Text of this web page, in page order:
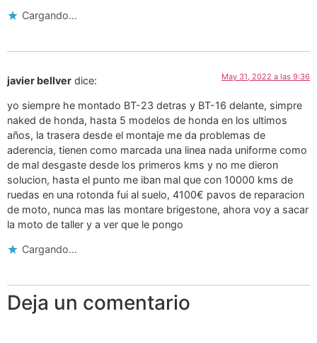
Cargando...
javier bellver dice: May 31, 2022 a las 9:36
yo siempre he montado BT-23 detras y BT-16 delante, simpre
naked de honda, hasta 5 modelos de honda en los ultimos
años, la trasera desde el montaje me da problemas de
aderencia, tienen como marcada una linea nada uniforme como
de mal desgaste desde los primeros kms y no me dieron
solucion, hasta el punto me iban mal que con 10000 kms de
ruedas en una rotonda fui al suelo, 4100€ pavos de reparacion
de moto, nunca mas las montare brigestone, ahora voy a sacar
la moto de taller y a ver que le pongo
Cargando...
Deja un comentario